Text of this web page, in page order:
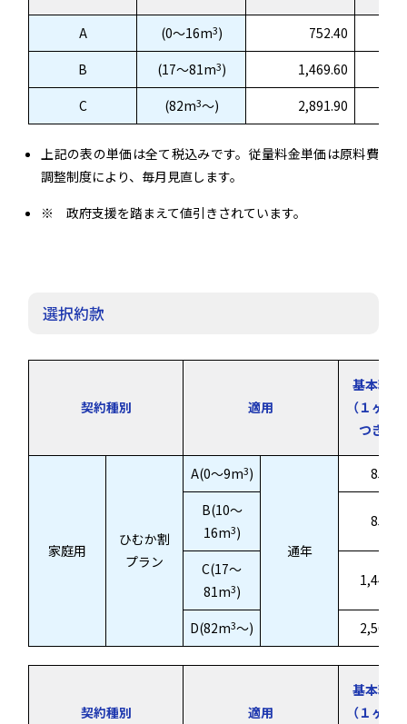
A
(0～16m3)
752.40
B
(17～81m3)
1,469.60
C
(82m3～) 2,891.90
上記の表の単価は全て税込みです。従量料金単価は原料費
調整制度により、毎月見直します。
※ 政府支援を踏まえて値引きされています。
選択約款
契約種別 適用
基本料金
（１ヶ月
つき）
家庭用
ひむか割
プラン
A(0～9m3)
通年
B(10～
16m3)
C(17～
81m3)
D(82m3～)
契約種別 適用
基本料金
（１ヶ月